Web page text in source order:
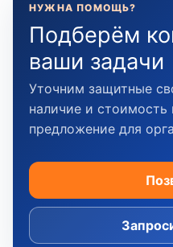
НУЖНА ПОМОЩЬ?
Подберём
ваши задачи
Уточним защитные
наличие и
предложение для